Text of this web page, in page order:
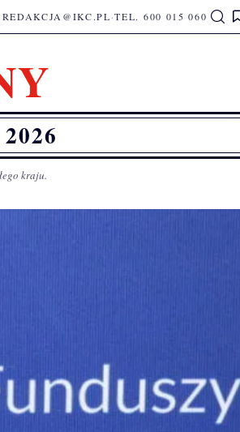
REDAKCJA@IKC.PL·TEL. 600 015 060
kraju.